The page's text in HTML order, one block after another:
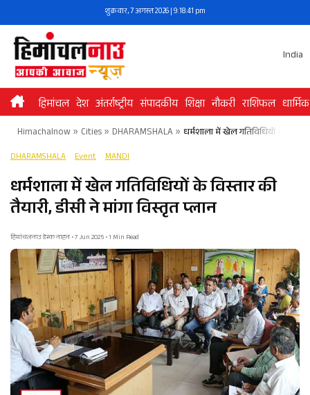
to
content
शुक्रवार, 7 अगस्त 2026 | 9:18:42 pm
India
हिमांचल देश अंतर्राष्ट्रीय संपादकीय शिक्षा नौकरी राशिफल धार्मिक
Himachalnow» Cities» DHARAMSHALA » धर्मशाला में खेल गतिविधियों के
DHARAMSHALA Event MANDI
धर्मशाला में खेल गतिविधियों के विस्तार की
तैयारी, डीसी ने मांगा विस्तृत प्लान
हिमांचलनाउ डेस्क नाहन • 7 Jun 2025 • 1 Min Read